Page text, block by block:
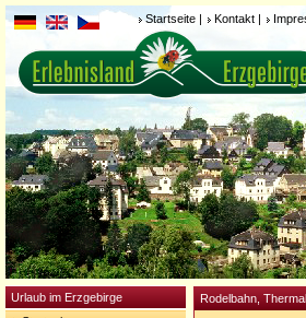
Startseite | Kontakt |
Urlaub im Erzgebirge
Rodelbahn,